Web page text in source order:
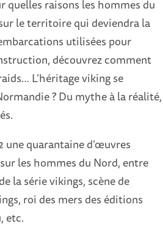
quelles raisons les hommes du
le territoire qui deviendra la
utilisées pour
découvrez comment
L’héritage viking se
? Du mythe à la réalité,
une quarantaine d’œuvres
les hommes du Nord, entre
la série vikings, scène de
roi des mers des éditions
etc.